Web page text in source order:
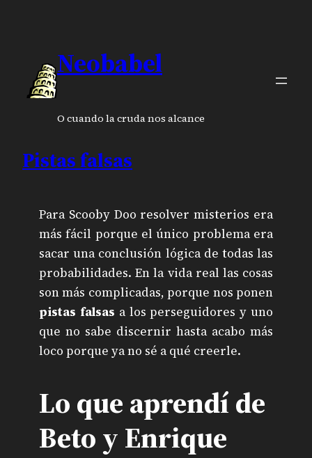
Neobabel
O cuando la cruda nos alcance
Pistas falsas
Para Scooby Doo resolver misterios era
más fácil porque el único problema era
sacar una conclusión lógica de todas las
probabilidades. En la vida real las cosas
son más complicadas, porque nos ponen
pistas falsas a los perseguidores y uno
que no sabe discernir hasta acabo más
loco porque ya no sé a qué creerle.
Lo que aprendí de
Beto y Enrique